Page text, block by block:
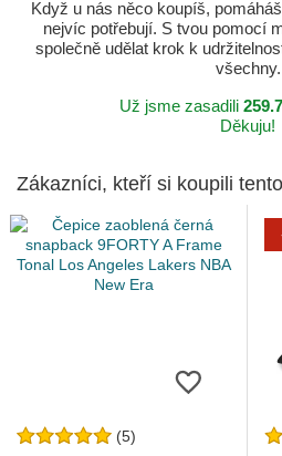
Když u nás něco koupíš,
nejvíc potřebují. S tvou pomocí
společně udělat krok k
všechny.
Už jsme zasadili
Děkuju!
Zákazníci, kteří si koupili
(5)